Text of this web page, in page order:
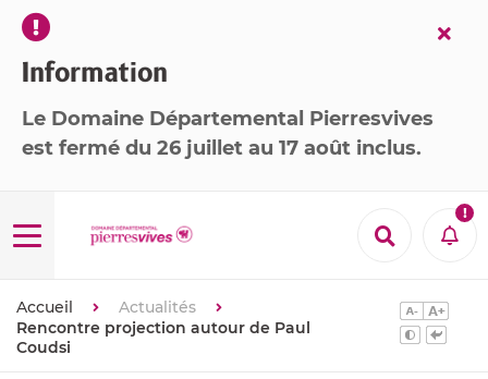
Information
Le Domaine Départemental Pierresvives
est fermé du 26 juillet au 17 août inclus.
Menu 
Accueil
Actualités
Rencontre projection autour de Paul
Coudsi